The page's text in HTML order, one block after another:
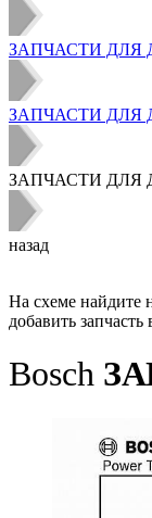
ЗАПЧАСТИ ДЛЯ
ЗАПЧАСТИ ДЛЯ
ЗАПЧАСТИ ДЛЯ
назад
На схеме найдите
добавить
Bosch